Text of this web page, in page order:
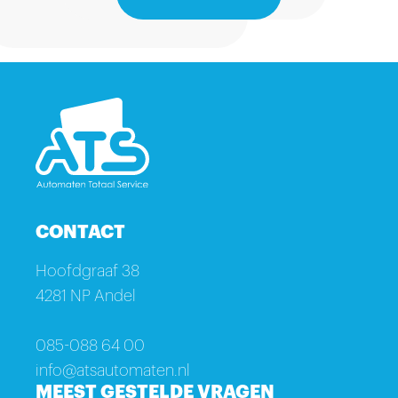
CONTACT
Hoofdgraaf 38
4281 NP Andel
085-088 64 00
info@atsautomaten.nl
MEEST GESTELDE VRAGEN